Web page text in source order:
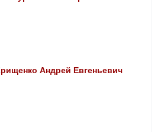
Андрей Евгеньевич